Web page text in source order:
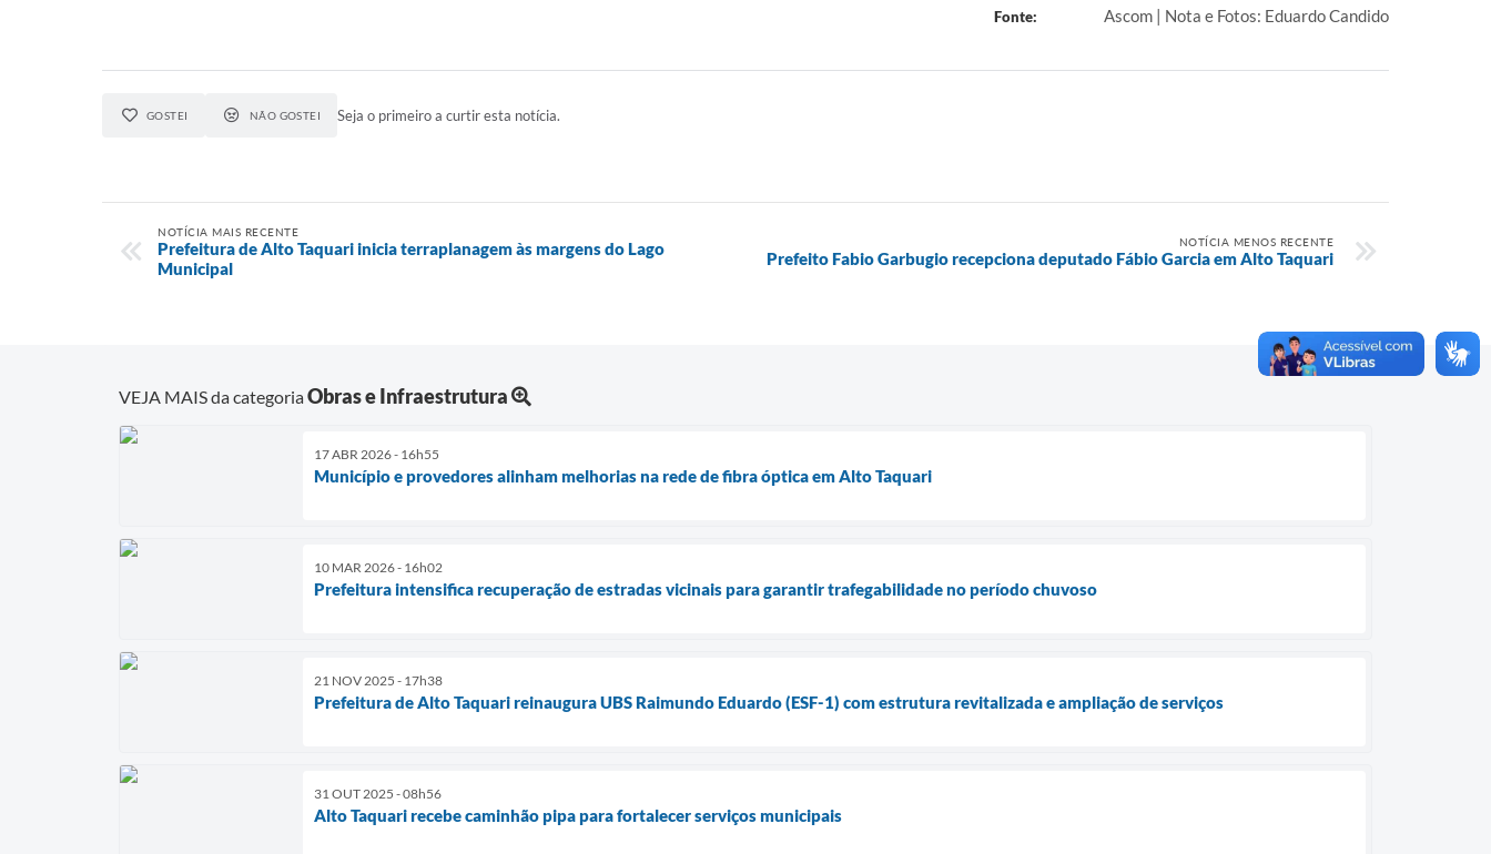
Fonte: Ascom | Nota e Fotos: Eduardo Candido
GOSTEI NÃO GOSTEI Seja o primeiro a curtir esta notícia.
NOTÍCIA MAIS RECENTE
Prefeitura de Alto Taquari inicia terraplanagem às margens do Lago
Municipal
NOTÍCIA MENOS RECENTE
Prefeito Fabio Garbugio recepciona deputado Fábio Garcia em Alto Taquari
VEJA MAIS da categoriaObras e Infraestrutura
17 ABR 2026 - 16h55
Município e provedores alinham melhorias na rede de fibra óptica em Alto Taquari
10 MAR 2026 - 16h02
Prefeitura intensifica recuperação de estradas vicinais para garantir trafegabilidade no período chuvoso
21 NOV 2025 - 17h38
Prefeitura de Alto Taquari reinaugura UBS Raimundo Eduardo (ESF-1) com estrutura revitalizada e ampliação de serviços
31 OUT 2025 - 08h56
Alto Taquari recebe caminhão pipa para fortalecer serviços municipais